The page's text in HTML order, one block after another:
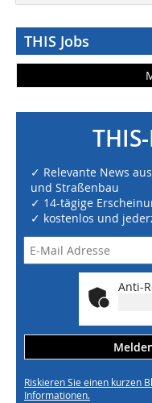
THIS Jobs
✓ Relevante News
und Straßenbau
✓ 14-tägige
✓ kostenlos und
Anti-
Riskieren Sie einen kurzen
Informationen.